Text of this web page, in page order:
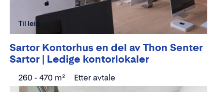
Sartor Kontorhus en del av Thon Senter
Sartor | Ledige kontorlokaler
260 - 470 m² Etter avtale
Til leie